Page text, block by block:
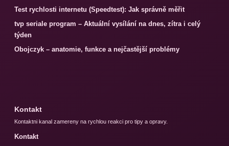
Test rychlosti internetu (Speedtest): Jak správně měřit
tvp seriale program – Aktuální vysílání na dnes, zítra i celý
týden
Obojczyk – anatomie, funkce a nejčastější problémy
Kontakt
Kontaktni kanal zamereny na rychlou reakci pro tipy a opravy.
Kontakt